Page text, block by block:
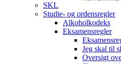
SKL
Studie- og ordensregler
Alkoholkodeks
Eksamensregler
Jeg skal til
Oversigt